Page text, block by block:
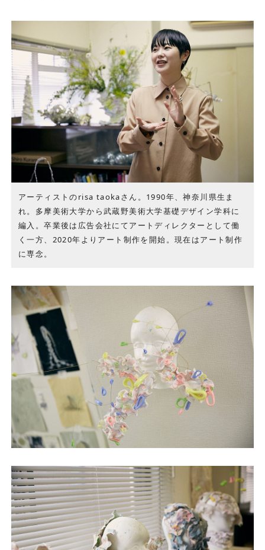
アーティストのrisa taokaさん。1990年、神奈川県生ま
れ。多摩美術大学から武蔵野美術大学基礎デザイン学科に
編入。卒業後は広告会社にてアートディレクターとして働
く一方、2020年よりアート制作を開始。現在はアート制作
に専念。